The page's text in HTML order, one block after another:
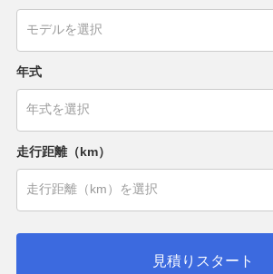
年式
走行距離（km）
見積りスタート